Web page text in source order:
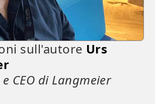
sull'autore Urs
CEO di Langmeier